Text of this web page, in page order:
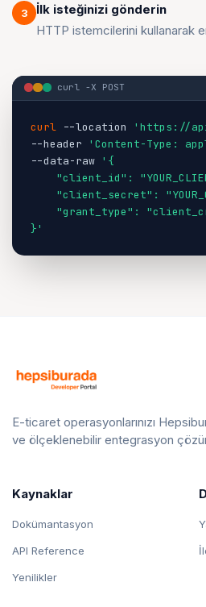
3
İlk isteğinizi gönderin
HTTP istemcilerini kullanarak
curl -X POST
curl --location
'https://
--header
'Content-Type:
--data-raw
' {
"client_id":
"client_secret":
"grant_type":
}'
E-ticaret operasyonlarınızı
ve ölçeklenebilir entegrasyon
Kaynaklar
Dokümantasyon
API Reference
Yenilikler